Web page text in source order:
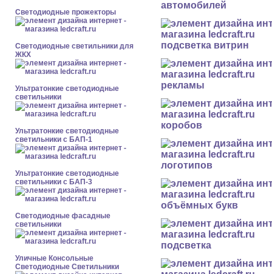
Светодиодные прожекторы
Светодиодные светильники для
ЖКХ
Ультратонкие светодиодные
светильники
Ультратонкие светодиодные
светильники с БАП-1
Ультратонкие светодиодные
светильники с БАП-3
Светодиодные фасадные
светильники
Уличные Консольные
Светодиодные Светильники
автомобилей
подсветка витрин
рекламы
коробов
логотипов
объёмных букв
подсветка